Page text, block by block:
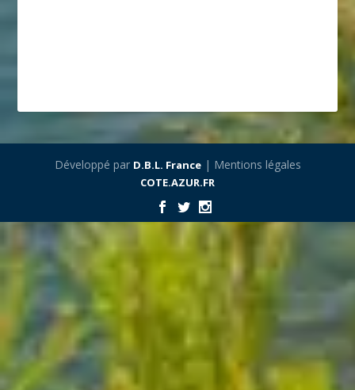
Développé par D.B.L. France| Mentions légales
COTE.AZUR.FR